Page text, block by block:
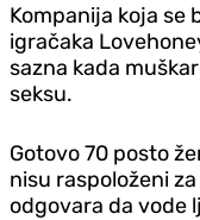
Kompanija koja se
igračaka
sazna kada
seksu.
Gotovo 70 posto
nisu raspoloženi
odgovara da vode